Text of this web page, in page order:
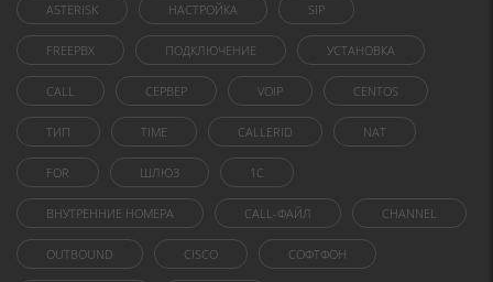
ASTERISK НАСТРОЙКА SIP
FREEPBX ПОДКЛЮЧЕНИЕ УСТАНОВКА
CALL СЕРВЕР VOIP CENTOS
ТИП TIME CALLERID NAT
FOR ШЛЮЗ 1C
ВНУТРЕННИЕ НОМЕРА CALL-ФАЙЛ CHANNEL
OUTBOUND CISCO СОФТФОН